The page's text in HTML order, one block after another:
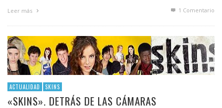
Leer más 1 Comentario
ACTUALIDAD SKINS
«SKINS». DETRÁS DE LAS CÁMARAS